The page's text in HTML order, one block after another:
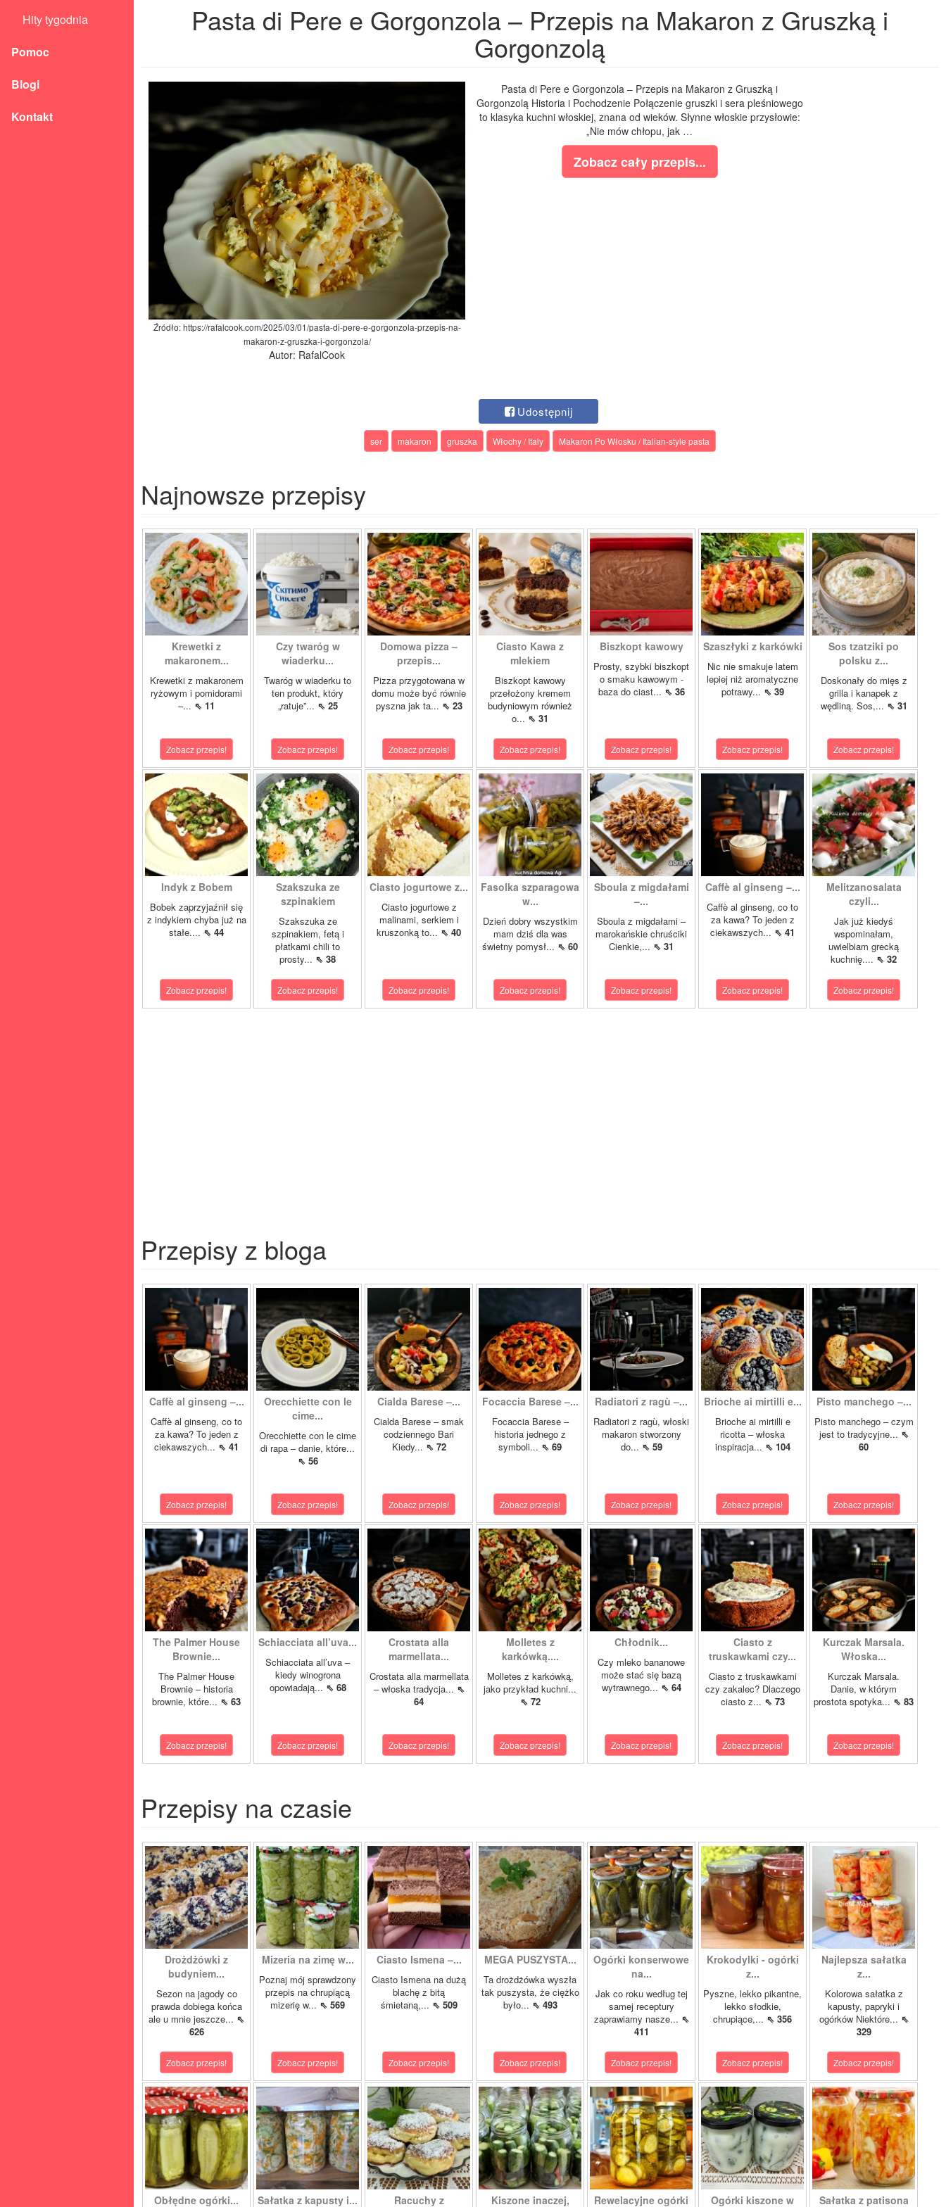
Hity tygodnia
Pomoc
Blogi
Kontakt
Pasta di Pere e Gorgonzola – Przepis na Makaron z Gruszką i
Gorgonzolą
Źródło: https://rafalcook.com/2025/03/01/pasta-di-pere-e-gorgonzola-przepis-na-
makaron-z-gruszka-i-gorgonzola/
Autor: RafalCook
Pasta di Pere e Gorgonzola – Przepis na Makaron z Gruszką i
Gorgonzolą Historia i Pochodzenie Połączenie gruszki i sera pleśniowego
to klasyka kuchni włoskiej, znana od wieków. Słynne włoskie przysłowie:
„Nie mów chłopu, jak …
Zobacz cały przepis...
Udostępnij
ser makaron gruszka Włochy / Italy Makaron Po Włosku / Italian-style pasta
Najnowsze przepisy
Krewetki z
makaronem...
Krewetki z makaronem
ryżowym i pomidorami
–... ⇖ 11
Zobacz przepis!
Czy twaróg w
wiaderku...
Twaróg w wiaderku to
ten produkt, który
„ratuje”... ⇖ 25
Zobacz przepis!
Domowa pizza –
przepis...
Pizza przygotowana w
domu może być równie
pyszna jak ta... ⇖ 23
Zobacz przepis!
Ciasto Kawa z
mlekiem
Biszkopt kawowy
przełożony kremem
budyniowym również
o... ⇖ 31
Zobacz przepis!
Biszkopt kawowy
Prosty, szybki biszkopt
o smaku kawowym -
baza do ciast... ⇖ 36
Zobacz przepis!
Szaszłyki z karkówki
Nic nie smakuje latem
lepiej niż aromatyczne
potrawy... ⇖ 39
Zobacz przepis!
Sos tzatziki po
polsku z...
Doskonały do mięs z
grilla i kanapek z
wędliną. Sos,... ⇖ 31
Zobacz przepis!
Indyk z Bobem
Bobek zaprzyjaźnił się
z indykiem chyba już na
stałe.... ⇖ 44
Zobacz przepis!
Szakszuka ze
szpinakiem
Szakszuka ze
szpinakiem, fetą i
płatkami chili to
prosty... ⇖ 38
Zobacz przepis!
Ciasto jogurtowe z...
Ciasto jogurtowe z
malinami, serkiem i
kruszonką to... ⇖ 40
Zobacz przepis!
Fasolka szparagowa
w...
Dzień dobry wszystkim
mam dziś dla was
świetny pomysł... ⇖ 60
Zobacz przepis!
Sboula z migdałami
–...
Sboula z migdałami –
marokańskie chruściki
Cienkie,... ⇖ 31
Zobacz przepis!
Caffè al ginseng –...
Caffè al ginseng, co to
za kawa? To jeden z
ciekawszych... ⇖ 41
Zobacz przepis!
Melitzanosalata
czyli...
Jak już kiedyś
wspominałam,
uwielbiam grecką
kuchnię.... ⇖ 32
Zobacz przepis!
Przepisy z bloga
Caffè al ginseng –...
Caffè al ginseng, co to
za kawa? To jeden z
ciekawszych... ⇖ 41
Zobacz przepis!
Orecchiette con le
cime...
Orecchiette con le cime
di rapa – danie, które...
⇖ 56
Zobacz przepis!
Cialda Barese –...
Cialda Barese – smak
codziennego Bari
Kiedy... ⇖ 72
Zobacz przepis!
Focaccia Barese –...
Focaccia Barese –
historia jednego z
symboli... ⇖ 69
Zobacz przepis!
Radiatori z ragù –...
Radiatori z ragù, włoski
makaron stworzony
do... ⇖ 59
Zobacz przepis!
Brioche ai mirtilli e...
Brioche ai mirtilli e
ricotta – włoska
inspiracja... ⇖ 104
Zobacz przepis!
Pisto manchego –...
Pisto manchego – czym
jest to tradycyjne... ⇖
60
Zobacz przepis!
The Palmer House
Brownie...
The Palmer House
Brownie – historia
brownie, które... ⇖ 63
Zobacz przepis!
Schiacciata all’uva...
Schiacciata all’uva –
kiedy winogrona
opowiadają... ⇖ 68
Zobacz przepis!
Crostata alla
marmellata...
Crostata alla marmellata
– włoska tradycja... ⇖
64
Zobacz przepis!
Molletes z
karkówką....
Molletes z karkówką,
jako przykład kuchni...
⇖ 72
Zobacz przepis!
Chłodnik...
Czy mleko bananowe
może stać się bazą
wytrawnego... ⇖ 64
Zobacz przepis!
Ciasto z
truskawkami czy...
Ciasto z truskawkami
czy zakalec? Dlaczego
ciasto z... ⇖ 73
Zobacz przepis!
Kurczak Marsala.
Włoska...
Kurczak Marsala.
Danie, w którym
prostota spotyka... ⇖ 83
Zobacz przepis!
Przepisy na czasie
Drożdżówki z
budyniem...
Sezon na jagody co
prawda dobiega końca
ale u mnie jeszcze... ⇖
626
Zobacz przepis!
Mizeria na zimę w...
Poznaj mój sprawdzony
przepis na chrupiącą
mizerię w... ⇖ 569
Zobacz przepis!
Ciasto Ismena –...
Ciasto Ismena na dużą
blachę z bitą
śmietaną,... ⇖ 509
Zobacz przepis!
MEGA PUSZYSTA...
Ta drożdżówka wyszła
tak puszysta, że ciężko
było... ⇖ 493
Zobacz przepis!
Ogórki konserwowe
na...
Jak co roku według tej
samej receptury
zaprawiamy nasze... ⇖
411
Zobacz przepis!
Krokodylki - ogórki
z...
Pyszne, lekko pikantne,
lekko słodkie,
chrupiące,... ⇖ 356
Zobacz przepis!
Najlepsza sałatka
z...
Kolorowa sałatka z
kapusty, papryki i
ogórków Niektóre... ⇖
329
Zobacz przepis!
Obłędne ogórki... Sałatka z kapusty i... Racuchy z Kiszone inaczej, Rewelacyjne ogórki Ogórki kiszone w Sałatka z patisona